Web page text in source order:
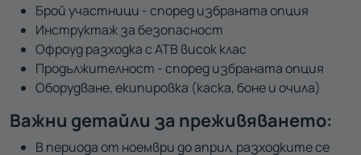
Брой участници - според избраната опция
Инструктаж за безопасност
Офроуд разходка с АТВ висок клас
Продължителност - според избраната опция
Оборудване, екипировка (каска, боне и очила)
Важни детайли за преживяването:
В периода от ноември до април, разходките се